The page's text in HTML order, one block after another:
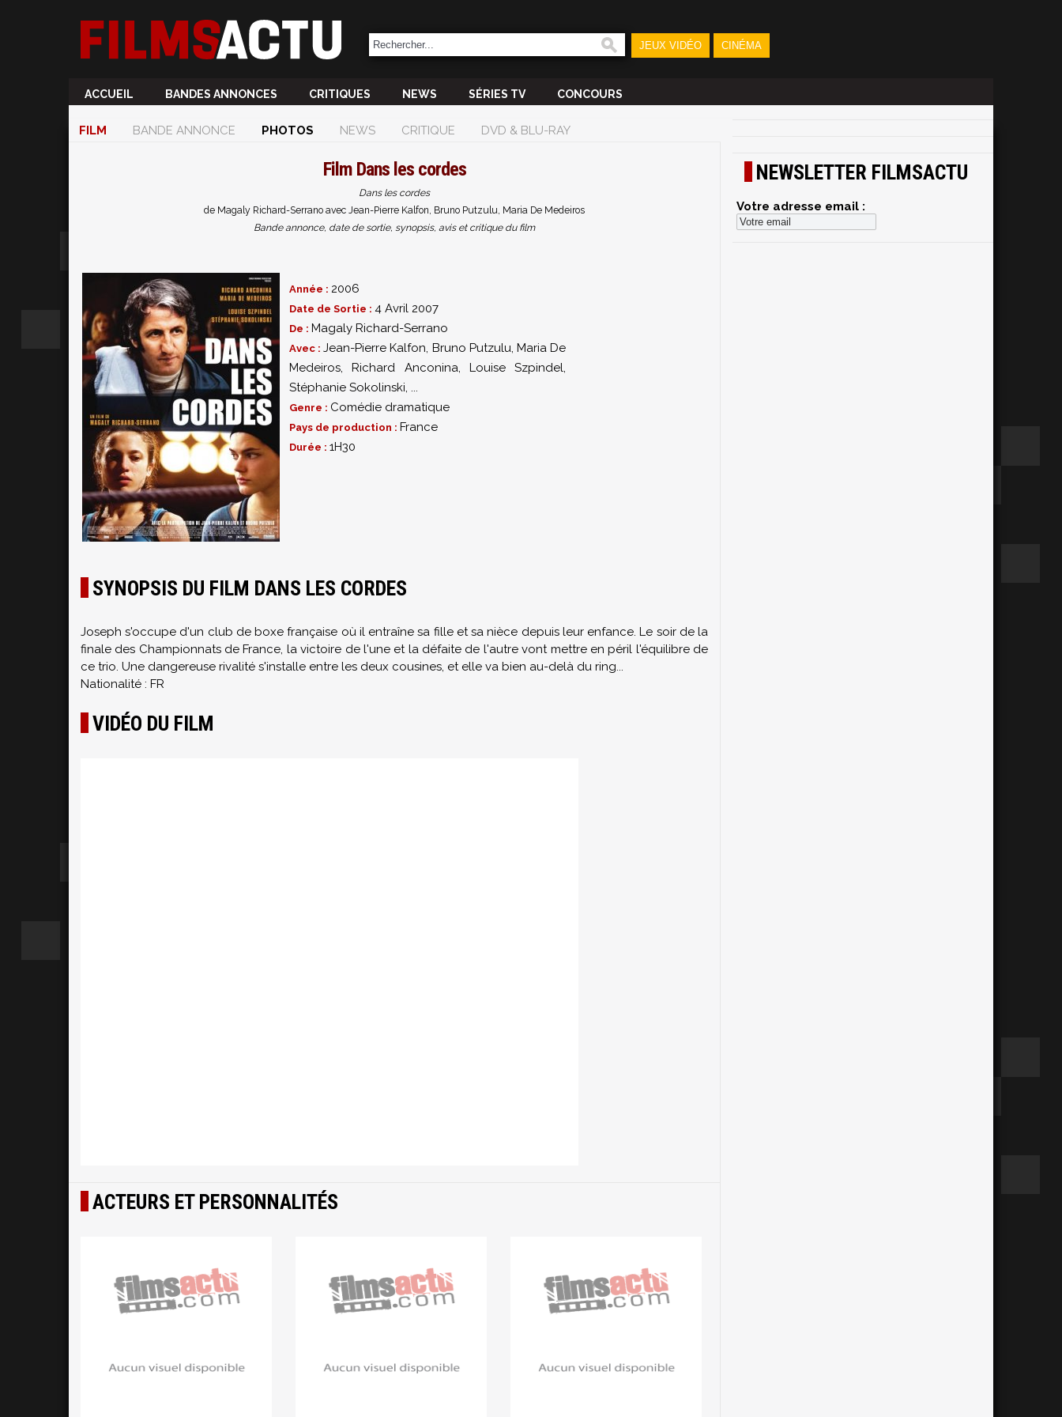
JEUX VIDÉO CINÉMA
ACCUEIL BANDES ANNONCES CRITIQUES NEWS SÉRIES TV CONCOURS
FILM BANDE ANNONCE PHOTOS NEWS CRITIQUE DVD & BLU-RAY
Film Dans les cordes
Dans les cordes
de Magaly Richard-Serrano avec Jean-Pierre Kalfon, Bruno Putzulu, Maria De Medeiros
Bande annonce, date de sortie, synopsis, avis et critique du film
Année : 2006
Date de Sortie : 4 Avril 2007
De : Magaly Richard-Serrano
Avec :Jean-Pierre Kalfon, Bruno Putzulu, Maria De
Medeiros,Richard Anconina, Louise Szpindel,
Stéphanie Sokolinski, ...
Genre : Comédie dramatique
Pays de production : France
Durée : 1H30
SYNOPSIS DU FILM DANS LES CORDES
Joseph s'occupe d'un club de boxe française où il entraîne sa fille et sa nièce depuis leur enfance. Le soir de la
finale des Championnats de France, la victoire de l'une et la défaite de l'autre vont mettre en péril l'équilibre de
ce trio. Une dangereuse rivalité s'installe entre les deux cousines, et elle va bien au-delà du ring...
Nationalité : FR
VIDÉO DU FILM
ACTEURS ET PERSONNALITÉS
NEWSLETTER FILMSACTU
Votre adresse email :